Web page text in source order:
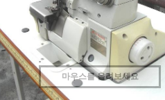
마우스를 올려보세요